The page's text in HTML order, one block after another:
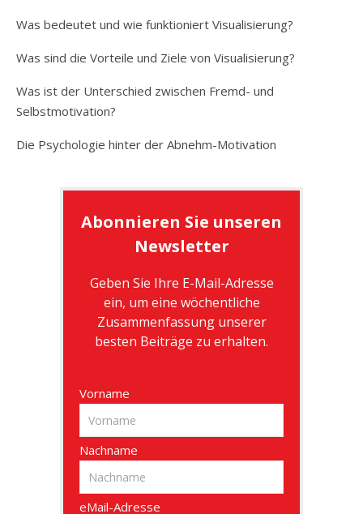
Was bedeutet und wie funktioniert Visualisierung?
Was sind die Vorteile und Ziele von Visualisierung?
Was ist der Unterschied zwischen Fremd- und
Selbstmotivation?
Die Psychologie hinter der Abnehm-Motivation
Abonnieren Sie unseren
Newsletter
Geben Sie Ihre E-Mail-Adresse
ein, um eine wöchentliche
Zusammenfassung unserer
besten Beiträge zu erhalten.
Vorname
Nachname
eMail-Adresse